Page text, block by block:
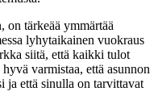
tärkeää ymmärtää
lyhytaikainen vuokraus
siitä, että kaikki tulot
varmistaa, että asunnon
ja että sinulla on tarvittavat